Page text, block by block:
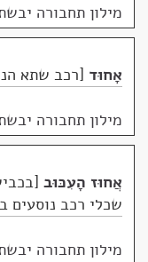
מילון תחבורה
אָחוּד רכב שתא
מילון תחבורה
אֲחוּז הָעִכּוּב
שכלי רכב נוסעים
מילון תחבורה